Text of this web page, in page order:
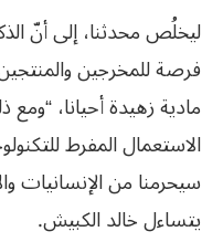
ليخلُص محدثنا، إلى أنّ
فرصة للمخرجين
مادية زهيدة أحيانا،
الاستعمال المفرط
سيحرمنا من الإنسانيات
يتساءل خالد الكبيش.